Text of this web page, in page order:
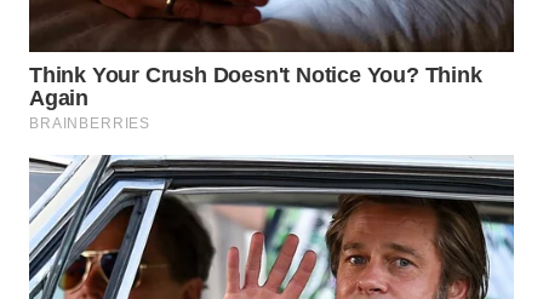
KEPULAUAN
SERIBU
WN
TANGERANG
WN
BINJAI
WN